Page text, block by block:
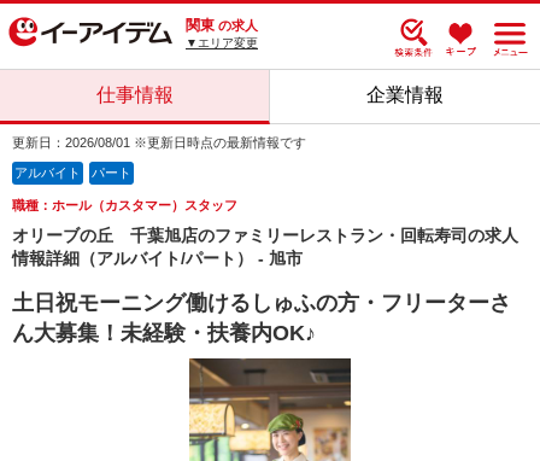
関東 の求人
▼エリア変更
仕事情報 企業情報
更新日：2026/08/01 ※更新日時点の最新情報です
アルバイト パート
職種：ホール（カスタマー）スタッフ
オリーブの丘 千葉旭店のファミリーレストラン・回転寿司の求人
情報詳細（アルバイト/パート） - 旭市
土日祝モーニング働けるしゅふの方・フリーターさ
ん大募集！未経験・扶養内OK♪